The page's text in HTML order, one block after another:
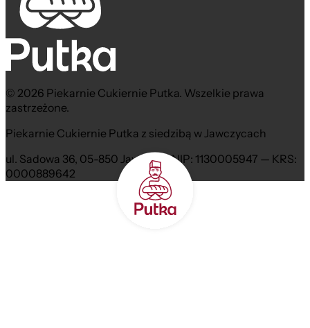
© 2026 Piekarnie Cukiernie Putka. Wszelkie prawa
zastrzeżone.
Piekarnie Cukiernie Putka z siedzibą w Jawczycach
ul. Sadowa 36, 05-850 Jawczyce NIP: 1130005947 — KRS:
0000889642